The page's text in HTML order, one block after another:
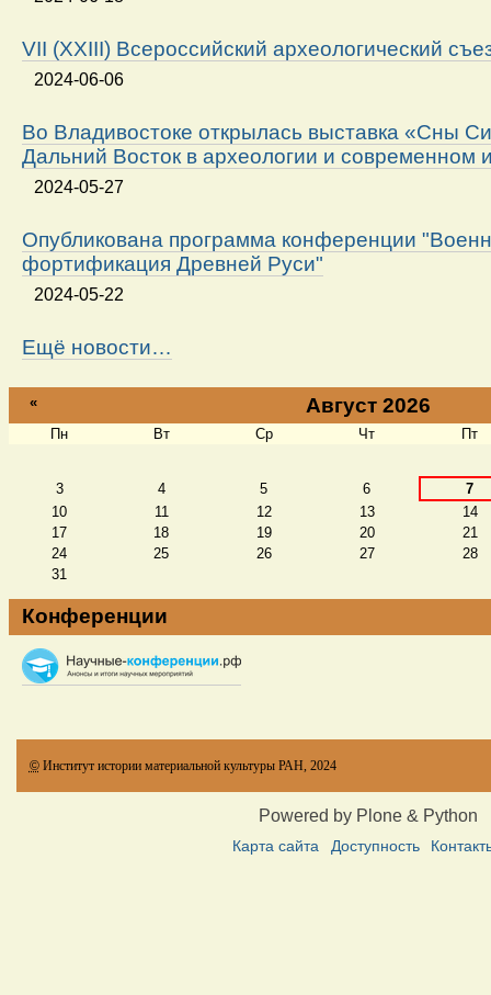
VII (XXIII) Всероссийский археологический
2024-06-06
Во Владивостоке открылась выставка «Сны
Дальний Восток в археологии и современном
2024-05-27
Опубликована программа конференции
фортификация Древней Руси"
2024-05-22
Ещё новости…
« Август 2026
Пн Вт Ср Чт Пт
3 4 5 6
7
10
11 12 13
14
17
18 19 20
21
24
25 26 27
28
31
Конференции
© Институт истории материальной культуры РАН, 2024
Powered by Plone & Python
Карта сайта Доступность